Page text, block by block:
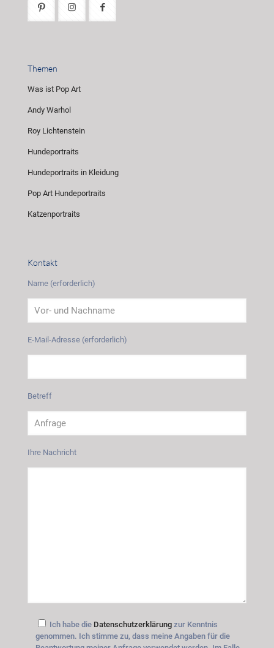
Themen
Was ist Pop Art
Andy Warhol
Roy Lichtenstein
Hundeportraits
Hundeportraits in Kleidung
Pop Art Hundeportraits
Katzenportraits
Kontakt
Name (erforderlich)
E-Mail-Adresse (erforderlich)
Betreff
Ihre Nachricht
Ich habe die Datenschutzerklärung zur Kenntnis
genommen. Ich stimme zu, dass meine Angaben für die